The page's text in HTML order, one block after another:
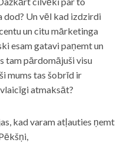
dod? Un vēl kad izdzirdi
un citu mārketinga
esam gatavi paņemt un
tam pārdomājuši visu
mums tas šobrīd ir
atmaksāt?
kad varam atļauties ņemt